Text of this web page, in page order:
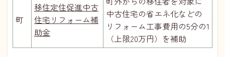
町
移住定住促進中古
住宅リフォーム補
助金
中古住宅の省エネ化などの
リフォーム工事費用の5分の1
（上限20万円）を補助